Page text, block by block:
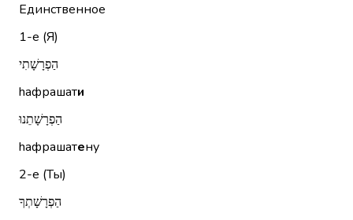
Единственное
1-е (Я)
הַפְרָשָׁתִי
hафрашати
הַפְרָשָׁתֵנוּ
hафрашатену
2-е (Ты)
הַפְרָשָׁתְךָ